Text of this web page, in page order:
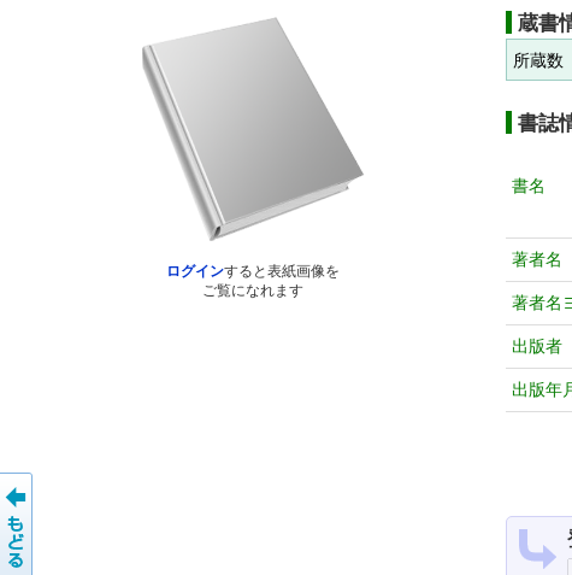
ログインすると表紙画像を
ご覧になれます
蔵書
所蔵数
書誌
書名
著者名
著者名
出版者
出版年